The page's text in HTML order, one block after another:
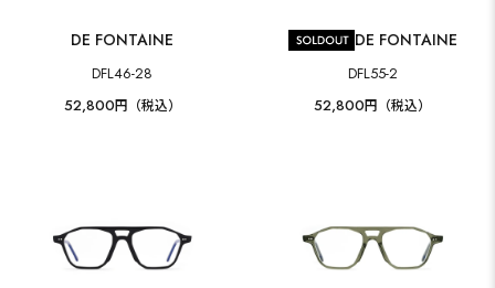
DE FONTAINE
DFL46-28
52,800円（税込）
DE FONTAINE
DFL55-2
52,800円（税込）